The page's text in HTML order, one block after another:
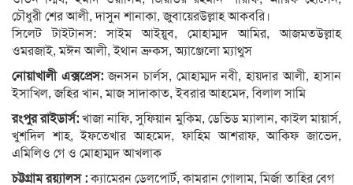
চৌধুরী শের আলী, দাসুন শানাকা, জুবায়েরউল্লাহ আকবরি।
সিলেট টাইটানস: সাইম আইয়ুব, মোহাম্মদ আমির, আজমতউল্লাহ
ওমরজাই, মঈন আলী, ইথান ব্রুকস, অ্যাঞ্জেলো ম্যাথুস
নোয়াখালী এক্সপ্রেস:জনসন চার্লস, মোহাম্মদ নবী, হায়দার আলী, হাসান
ইসাখিল, জহির খান, মাজ সাদাকাত, ইবরার আহমেদ, বিলাল সামি
রংপুর রাইডার্স: খাজা নাফি, সুফিয়ান মুকিম, ডেভিড ম্যালান, কাইল মায়ার্স,
খুশদিল শাহ, ইফতেখার আহমেদ, ফাহিম আশরাফ, আকিফ জাভেদ,
এমিলিও গে ও মোহাম্মদ আখলাক
চট্টগ্রাম রয়্যালস :ক্যামেরন ডেলপোর্ট, কামরান গোলাম, মির্জা তাহির বেগ